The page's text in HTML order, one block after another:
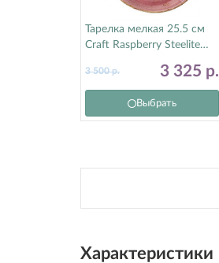
Тарелка мелкая 25.5 см
Craft Raspberry Steelite
3 325 р.
3 500р.
Выбрать
Характеристики